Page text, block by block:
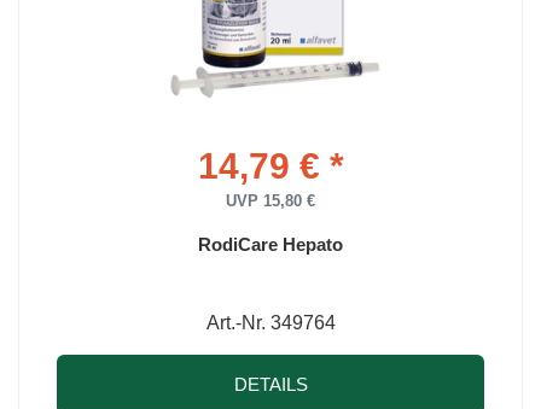
14,79 € *
UVP 15,80 €
RodiCare Hepato
Art.-Nr. 349764
DETAILS